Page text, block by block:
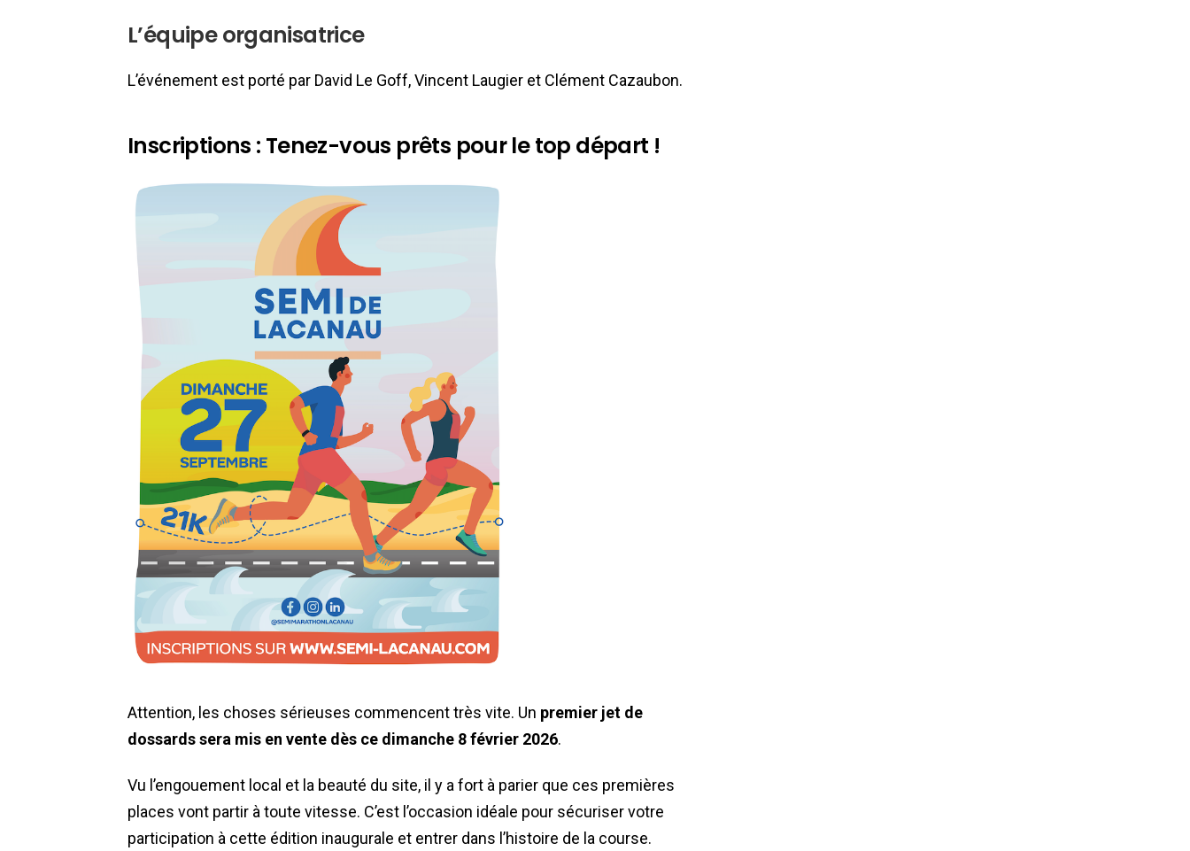
L’équipe organisatrice
L’événement est porté par David Le Goff, Vincent Laugier et Clément Cazaubon.
Inscriptions : Tenez-vous prêts pour le top départ !
Attention, les choses sérieuses commencent très vite. Un premier jet de
dossards sera mis en vente dès ce dimanche 8 février 2026.
Vu l’engouement local et la beauté du site, il y a fort à parier que ces premières
places vont partir à toute vitesse. C’est l’occasion idéale pour sécuriser votre
participation à cette édition inaugurale et entrer dans l’histoire de la course.